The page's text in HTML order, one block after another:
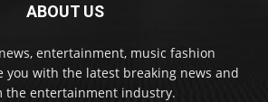
ABOUT US
entertainment, music fashion
you with the latest breaking news and
the entertainment industry.